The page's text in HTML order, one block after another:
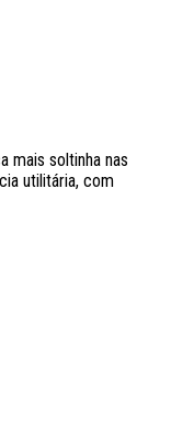
mais soltinha nas
utilitária, com